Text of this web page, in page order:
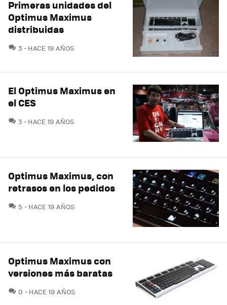
Primeras unidades del
Optimus Maximus
distribuidas
3 COMENTARIOS
HACE 19 AÑOS
El Optimus Maximus en
el CES
3 COMENTARIOS
HACE 19 AÑOS
Optimus Maximus, con
retrasos en los pedidos
5 COMENTARIOS
HACE 19 AÑOS
Optimus Maximus con
versiones más baratas
0 COMENTARIOS
HACE 19 AÑOS